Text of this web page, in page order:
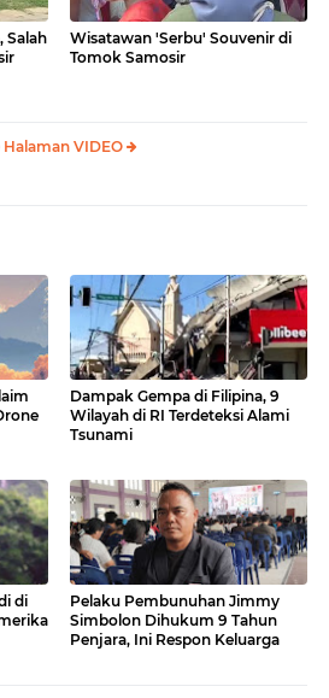
Salah
Wisatawan 'Serbu' Souvenir di
Tomok Samosir
Halaman VIDEO
Dampak Gempa di Filipina, 9
Wilayah di RI Terdeteksi Alami
Tsunami
di
Pelaku Pembunuhan Jimmy
Simbolon Dihukum 9 Tahun
Penjara, Ini Respon Keluarga